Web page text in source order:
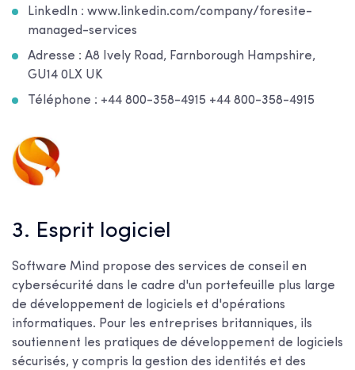
LinkedIn : www.linkedin.com/company/foresite-
managed-services
Adresse : A8 Ively Road, Farnborough Hampshire,
GU14 0LX UK
Téléphone : +44 800-358-4915 +44 800-358-4915
3. Esprit logiciel
Software Mind propose des services de conseil en
cybersécurité dans le cadre d'un portefeuille plus large
de développement de logiciels et d'opérations
informatiques. Pour les entreprises britanniques, ils
soutiennent les pratiques de développement de logiciels
sécurisés, y compris la gestion des identités et des